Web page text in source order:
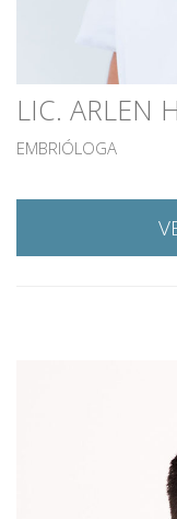
LIC. ARLEN
EMBRIÓLOGA